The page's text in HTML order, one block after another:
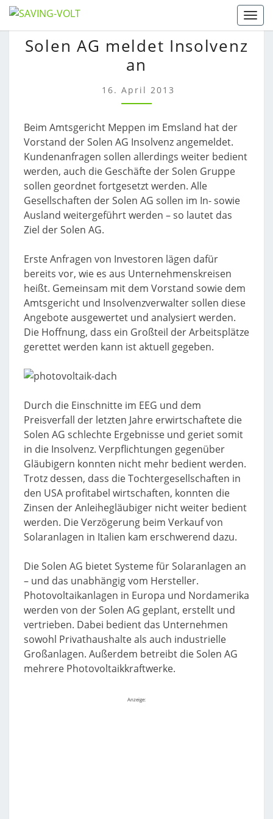
Skip
to
content
SOLEN
AG
MELDET
INSOLVENZ
AN
Solen AG meldet Insolvenz
an
16. April 2013
Beim Amtsgericht Meppen im Emsland hat der
Vorstand der Solen AG Insolvenz angemeldet.
Kundenanfragen sollen allerdings weiter bedient
werden, auch die Geschäfte der Solen Gruppe
sollen geordnet fortgesetzt werden. Alle
Gesellschaften der Solen AG sollen im In- sowie
Ausland weitergeführt werden – so lautet das
Ziel der Solen AG.
Erste Anfragen von Investoren lägen dafür
bereits vor, wie es aus Unternehmenskreisen
heißt. Gemeinsam mit dem Vorstand sowie dem
Amtsgericht und Insolvenzverwalter sollen diese
Angebote ausgewertet und analysiert werden.
Die Hoffnung, dass ein Großteil der Arbeitsplätze
gerettet werden kann ist aktuell gegeben.
Durch die Einschnitte im EEG und dem
Preisverfall der letzten Jahre erwirtschaftete die
Solen AG schlechte Ergebnisse und geriet somit
in die Insolvenz. Verpflichtungen gegenüber
Gläubigern konnten nicht mehr bedient werden.
Trotz dessen, dass die Tochtergesellschaften in
den USA profitabel wirtschaften, konnten die
Zinsen der Anleihegläubiger nicht weiter bedient
werden. Die Verzögerung beim Verkauf von
Solaranlagen in Italien kam erschwerend dazu.
Die Solen AG bietet Systeme für Solaranlagen an
– und das unabhängig vom Hersteller.
Photovoltaikanlagen in Europa und Nordamerika
werden von der Solen AG geplant, erstellt und
vertrieben. Dabei bedient das Unternehmen
sowohl Privathaushalte als auch industrielle
Großanlagen. Außerdem betreibt die Solen AG
mehrere Photovoltaikkraftwerke.
Anzeige: